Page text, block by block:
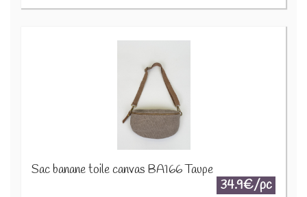
Sac banane toile canvas BA166 Taupe
34.9€/pc